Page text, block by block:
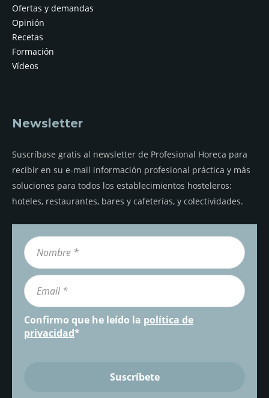
Ofertas y demandas
Opinión
Recetas
Formación
Vídeos
Newsletter
Suscríbase gratis al newsletter de Profesional Horeca para
recibir en su e-mail información profesional práctica y más
soluciones para todos los establecimientos hosteleros:
hoteles, restaurantes, bares y cafeterías, y colectividades.
Confirmo que he leído la política de
privacidad*